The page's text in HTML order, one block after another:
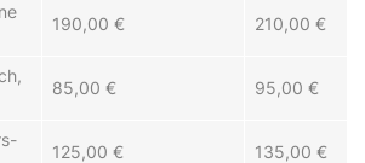
190,00 € 210,00 €
85,00 € 95,00 €
125,00 € 135,00 €